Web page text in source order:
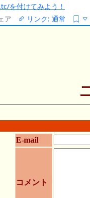
を付けてみよう！
ア リンク: 通常